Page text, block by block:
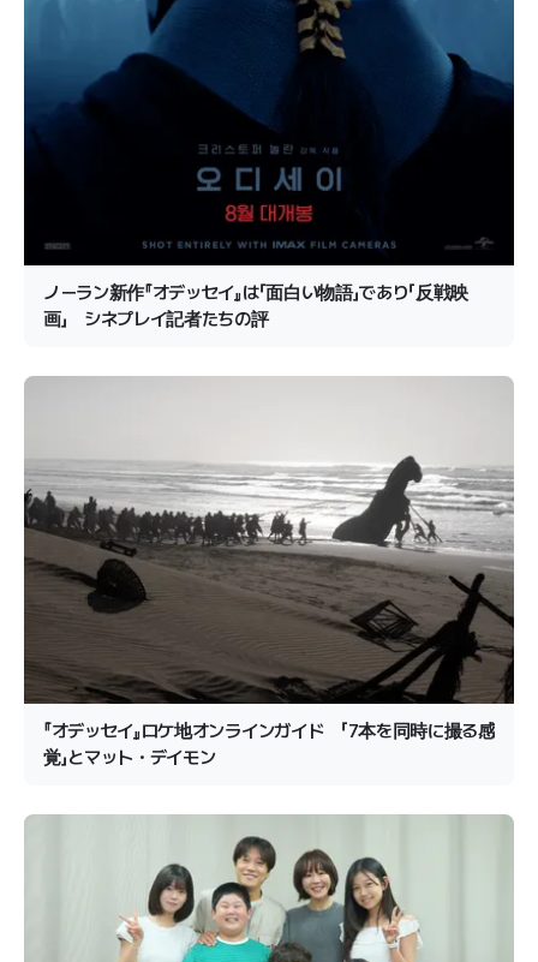
ノーラン新作『オデッセイ』は「面白い物語」であり「反戦映
画」 シネプレイ記者たちの評
『オデッセイ』ロケ地オンラインガイド 「7本を同時に撮る感
覚」とマット・デイモン